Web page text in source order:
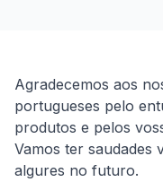
Agradecemos aos
portugueses pelo
produtos e pelos
Vamos ter saudades
algures no futuro.